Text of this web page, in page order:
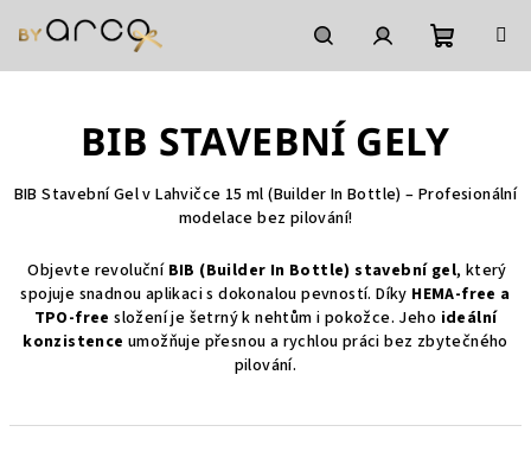
HledatPřihlášeníNákupní
košík
BIB STAVEBNÍ GELY
BIB Stavební Gel v Lahvičce 15 ml (Builder In Bottle) – Profesionální
modelace bez pilování!
Objevte revoluční BIB (Builder In Bottle) stavební gel, který
spojuje snadnou aplikaci s dokonalou pevností. Díky HEMA-free a
TPO-free složení je šetrný k nehtům i pokožce. Jeho ideální
konzistence umožňuje přesnou a rychlou práci bez zbytečného
pilování.